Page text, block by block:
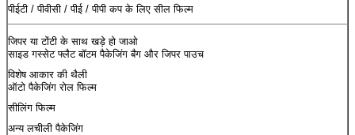
पीईटी / पीवीसी / पीई / पीपी कप के लिए सील फिल्म
जिपर या टोंटी के साथ खड़े हो जाओ
साइड गस्सेट फ्लैट बॉटम पैकेजिंग बैग और जिपर पाउच
विशेष आकार की थैली
ऑटो पैकेजिंग रोल फिल्म
सीलिंग फिल्म
अन्य लचीली पैकेजिंग